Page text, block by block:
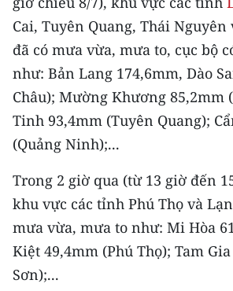
Video
Media Chính trị
Media Kinh tế
Media Văn hóa
Media Xã hội
Media Pháp luật
Media Du lịch
Media Thế giới
Media Thể thao
Cai, Tuyên Quang, Thái
đã có mưa vừa, mưa to, cục bộ
như: Bản Lang 174,6mm, Dào
Châu); Mường Khương 85,2mm
Tinh 93,4mm (Tuyên Quang);
(Quảng Ninh);...
Trong 2 giờ qua (từ 13 giờ đến
khu vực các tỉnh Phú Thọ và
mưa vừa, mưa to như: Mi Hòa
Kiệt 49,4mm (Phú Thọ); Tam
Sơn);...